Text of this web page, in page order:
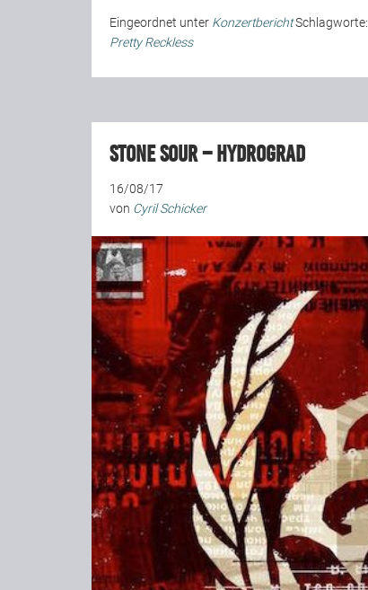
Eingeordnet unter KonzertberichtSchlagworte:
Pretty Reckless
Stone Sour – Hydrograd
16/08/17
von Cyril Schicker